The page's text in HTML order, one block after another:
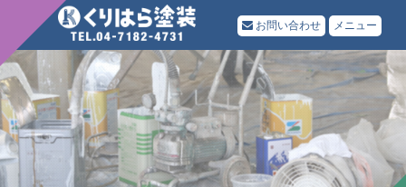
お問い合わせ メニュー